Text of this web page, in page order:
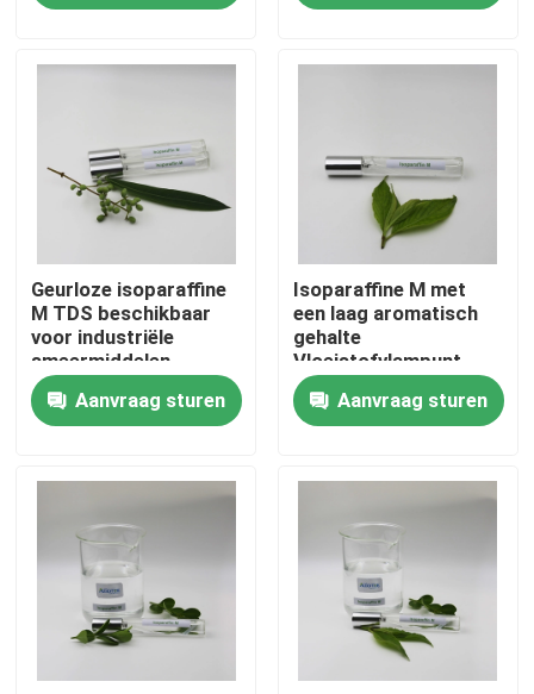
video's
Ongeveer ons
Fabrieksreis
Kwaliteitscontrole
Nieuws
Gevallen
Isoparaffinvloeistof
Geurloze isoparaffine
M TDS beschikbaar
voor industriële
smeermiddelen
Aanvraag sturen
Isoparaffine M met
een laag aromatisch
gehalte
Vloeistofvlampunt
95°C voor elektrische
isolerende oliën
Aanvraag sturen